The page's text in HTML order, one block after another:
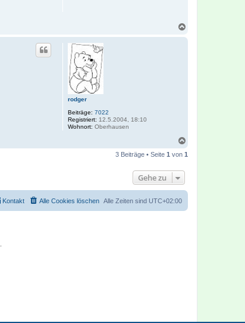
rodger
Beiträge: 7022
Registriert: 12.5.2004, 18:10
Wohnort: Oberhausen
c
3 Beiträge • Seite 1 von 1
Gehe zu
Alle Zeiten sind UTC+02:00
Alle Cookies löschen
Kontakt